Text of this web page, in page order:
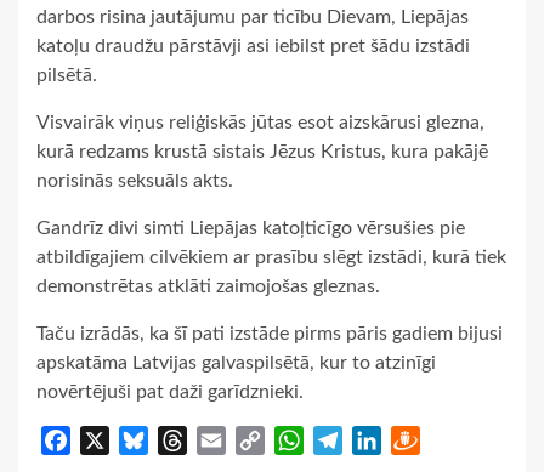
darbos risina jautājumu par ticību Dievam, Liepājas
katoļu draudžu pārstāvji asi iebilst pret šādu izstādi
pilsētā.
Visvairāk viņus reliģiskās jūtas esot aizskārusi glezna,
kurā redzams krustā sistais Jēzus Kristus, kura pakājē
norisinās seksuāls akts.
Gandrīz divi simti Liepājas katoļticīgo vērsušies pie
atbildīgajiem cilvēkiem ar prasību slēgt izstādi, kurā tiek
demonstrētas atklāti zaimojošas gleznas.
Taču izrādās, ka šī pati izstāde pirms pāris gadiem bijusi
apskatāma Latvijas galvaspilsētā, kur to atzinīgi
novērtējuši pat daži garīdznieki.
Facebook BlueskyThreads
Email
Copy
WhatsApp
TelegramLinkedIn